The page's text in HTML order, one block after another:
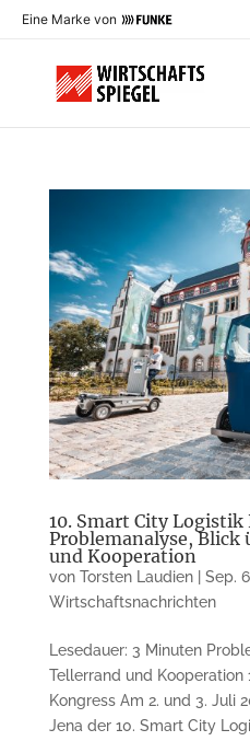
Eine Marke von
10. Smart City Logistik
Problemanalyse, Blick
und Kooperation
von Torsten Laudien| Sep.
Wirtschaftsnachrichten
Lesedauer: 3 Minuten
Tellerrand und Kooperation
Kongress Am 2. und 3. Juli
Jena der 10. Smart City